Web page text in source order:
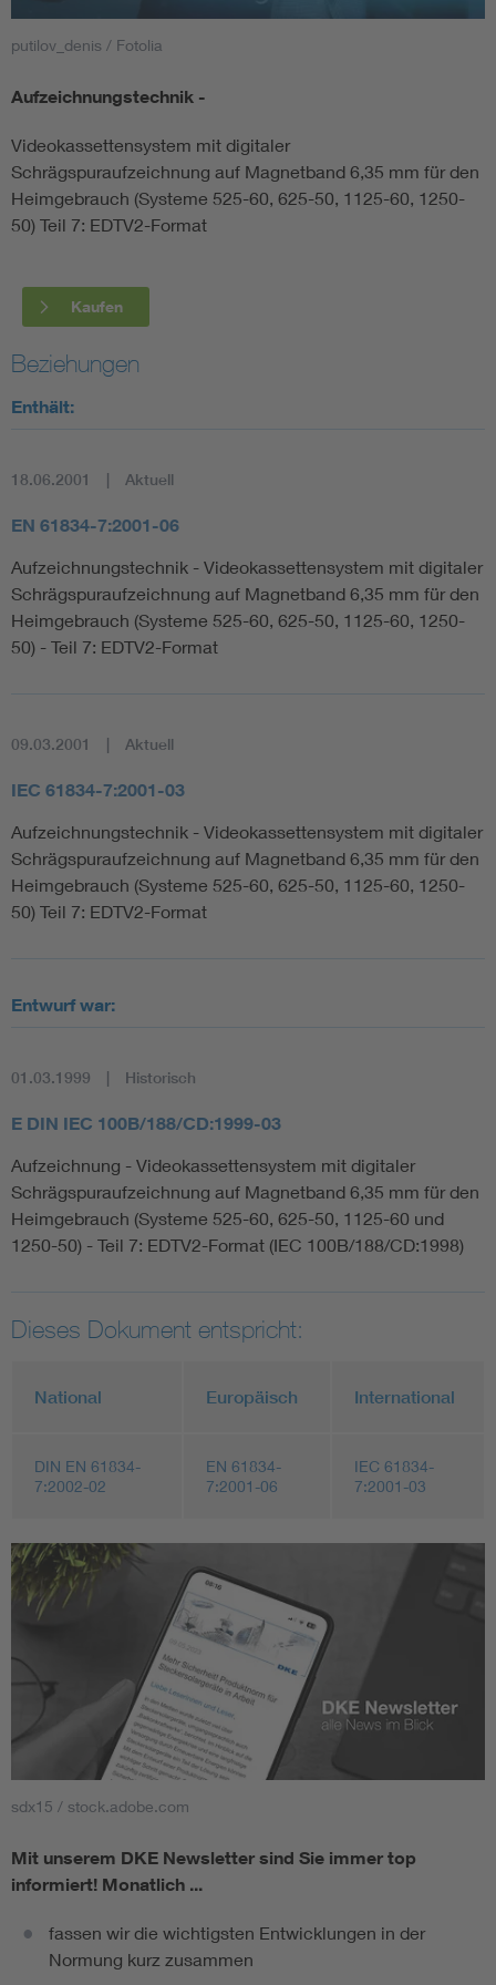
Smart Cities
DKE Fachinformationen im Kontext der Normung
Blitzschutz: DIN EN 62305 in der Übersicht
Circular Economy für mehr Ressourceneffizienz
Cybersecurity in der Industrieautomatisierung
DIN VDE 0100 für sichere Elektroinstallationen
Elektrofachkraft (EFK)
putilov_denis / Fotolia
Aufzeichnungstechnik -
Videokassettensystem mit digitaler
Schrägspuraufzeichnung auf Magnetband 6,35 mm für den
Heimgebrauch (Systeme 525-60, 625-50, 1125-60, 1250-
50) Teil 7: EDTV2-Format
Kaufen
Beziehungen
Enthält:
18.06.2001 Aktuell
EN 61834-7:2001-06
Aufzeichnungstechnik - Videokassettensystem mit digitaler
Schrägspuraufzeichnung auf Magnetband 6,35 mm für den
Heimgebrauch (Systeme 525-60, 625-50, 1125-60, 1250-
50) - Teil 7: EDTV2-Format
09.03.2001 Aktuell
IEC 61834-7:2001-03
Aufzeichnungstechnik - Videokassettensystem mit digitaler
Schrägspuraufzeichnung auf Magnetband 6,35 mm für den
Heimgebrauch (Systeme 525-60, 625-50, 1125-60, 1250-
50) Teil 7: EDTV2-Format
Entwurf war:
01.03.1999 Historisch
E DIN IEC 100B/188/CD:1999-03
Aufzeichnung - Videokassettensystem mit digitaler
Schrägspuraufzeichnung auf Magnetband 6,35 mm für den
Heimgebrauch (Systeme 525-60, 625-50, 1125-60 und
1250-50) - Teil 7: EDTV2-Format (IEC 100B/188/CD:1998)
Dieses Dokument entspricht:
National Europäisch International
DIN EN 61834-
7:2002-02
EN 61834-
7:2001-06
IEC 61834-
7:2001-03
sdx15 / stock.adobe.com
Mit unserem DKE Newsletter sind Sie immer top
informiert! Monatlich ...
fassen wir die wichtigsten Entwicklungen in der
Normung kurz zusammen